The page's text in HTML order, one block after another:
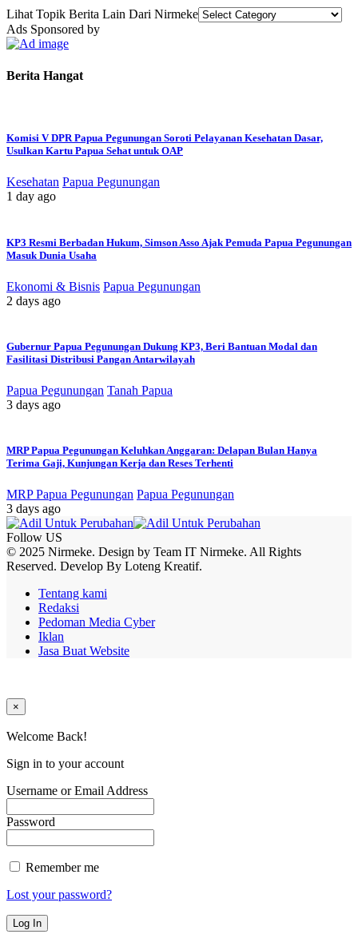
Lihat Topik Berita Lain Dari Nirmeke
Ads Sponsored by
Berita Hangat
Komisi V DPR Papua Pegunungan Soroti Pelayanan Kesehatan Dasar,
Usulkan Kartu Papua Sehat untuk OAP
Kesehatan Papua Pegunungan
1 day ago
KP3 Resmi Berbadan Hukum, Simson Asso Ajak Pemuda Papua Pegunungan
Masuk Dunia Usaha
Ekonomi & Bisnis Papua Pegunungan
2 days ago
Gubernur Papua Pegunungan Dukung KP3, Beri Bantuan Modal dan
Fasilitasi Distribusi Pangan Antarwilayah
Papua Pegunungan Tanah Papua
3 days ago
MRP Papua Pegunungan Keluhkan Anggaran: Delapan Bulan Hanya
Terima Gaji, Kunjungan Kerja dan Reses Terhenti
MRP Papua Pegunungan Papua Pegunungan
3 days ago
Follow US
© 2025 Nirmeke. Design by Team IT Nirmeke. All Rights
Reserved. Develop By Loteng Kreatif.
Tentang kami
Redaksi
Pedoman Media Cyber
Iklan
Jasa Buat Website
×
Welcome Back!
Sign in to your account
Username or Email Address
Password
Remember me
Lost your password?